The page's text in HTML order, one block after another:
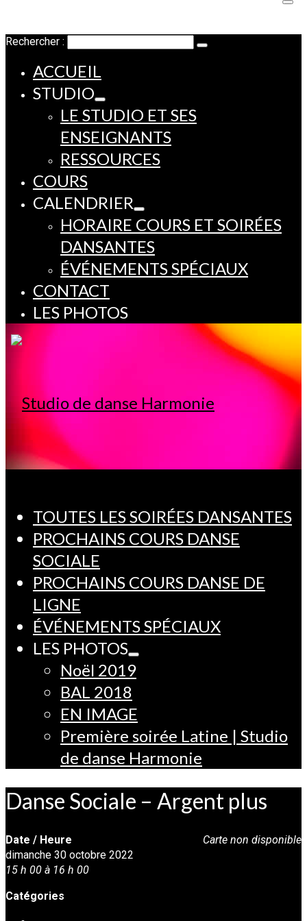
Rechercher :
ACCUEIL
STUDIO
LE STUDIO ET SES
ENSEIGNANTS
RESSOURCES
COURS
CALENDRIER
HORAIRE COURS ET SOIRÉES
DANSANTES
ÉVÉNEMENTS SPÉCIAUX
CONTACT
LES PHOTOS
TOUTES LES SOIRÉES DANSANTES
PROCHAINS COURS DANSE
SOCIALE
PROCHAINS COURS DANSE DE
LIGNE
ÉVÉNEMENTS SPÉCIAUX
LES PHOTOS
Noël 2019
BAL 2018
EN IMAGE
Première soirée Latine | Studio
de danse Harmonie
Danse Sociale – Argent plus
Carte non disponible
Date / Heure
dimanche 30 octobre 2022
15 h 00 à 16 h 00
Catégories